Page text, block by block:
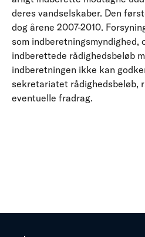
deres vandselskaber. Den
dog årene 2007-2010.
som indberetningsmyndighed,
indberettede rådighedsbeløb
indberetningen ikke kan
sekretariatet rådighedsbeløb,
eventuelle fradrag.